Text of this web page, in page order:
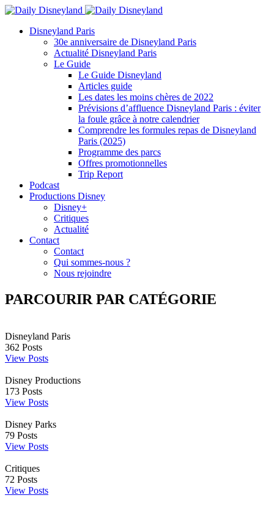
Disneyland Paris
30e anniversaire de Disneyland Paris
Actualité Disneyland Paris
Le Guide
Le Guide Disneyland
Articles guide
Les dates les moins chères de 2022
Prévisions d’affluence Disneyland Paris : éviter
la foule grâce à notre calendrier
Comprendre les formules repas de Disneyland
Paris (2025)
Programme des parcs
Offres promotionnelles
Trip Report
Podcast
Productions Disney
Disney+
Critiques
Actualité
Contact
Contact
Qui sommes-nous ?
Nous rejoindre
PARCOURIR PAR CATÉGORIE
Disneyland Paris
362 Posts
View Posts
Disney Productions
173 Posts
View Posts
Disney Parks
79 Posts
View Posts
Critiques
72 Posts
View Posts